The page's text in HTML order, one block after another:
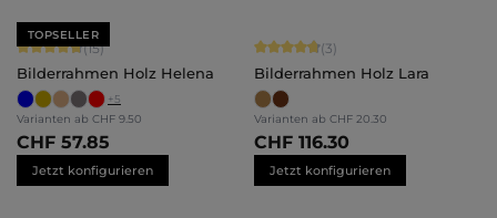
TOPSELLER
Durchschnittliche Bewertung von 4.8 von 5 Sternen
(15)
Bilderrahmen Holz Helena
+5
Varianten ab CHF 9.50
CHF 57.85
Jetzt konfigurieren
Durchschnittliche Bewertung von
(3)
Bilderrahmen Holz Lara
Varianten ab CHF 20.30
CHF 116.30
Jetzt konfigurieren